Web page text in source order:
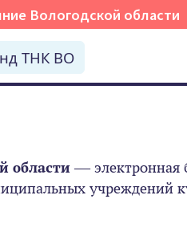
Вологодской области
ТНК ВО
области— электронная
учреждений